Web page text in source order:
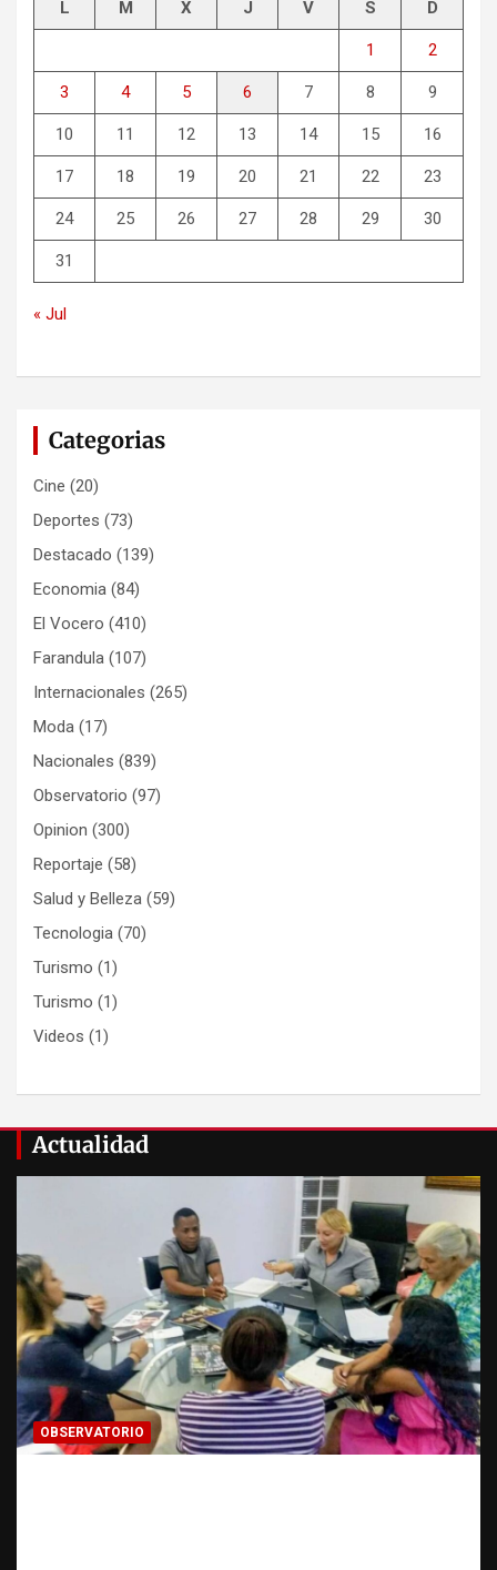
L M X J V S D
1 2
3 4 5 6 7 8 9
10 11 12 13 14 15 16
17 18 19 20 21 22 23
24 25 26 27 28 29 30
31
« Jul
Categorias
Cine (20)
Deportes (73)
Destacado (139)
Economia (84)
El Vocero (410)
Farandula (107)
Internacionales (265)
Moda (17)
Nacionales (839)
Observatorio (97)
Opinion (300)
Reportaje (58)
Salud y Belleza (59)
Tecnologia (70)
Turismo (1)
Turismo (1)
Videos (1)
Actualidad
OBSERVATORIO